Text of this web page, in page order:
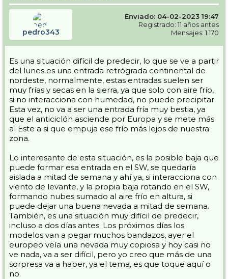
pedro343
Enviado: 04-02-2023 19:47
Registrado: 11 años antes
Mensajes: 1.170
Es una situación difícil de predecir, lo que se ve a partir
del lunes es una entrada retrógrada continental de
nordeste, normalmente, estas entradas suelen ser
muy frías y secas en la sierra, ya que solo con aire frío,
si no interacciona con humedad, no puede precipitar.
Esta vez, no va a ser una entrada fría muy bestia, ya
que el anticiclón asciende por Europa y se mete más
al Este a si que empuja ese frío más lejos de nuestra
zona.
Lo interesante de esta situación, es la posible baja que
puede formar esa entrada en el SW, se quedaría
aislada a mitad de semana y ahí ya, si interacciona con
viento de levante, y la propia baja rotando en el SW,
formando nubes sumado al aire frío en altura, si
puede dejar una buena nevada a mitad de semana.
También, es una situación muy difícil de predecir,
incluso a dos días antes. Los próximos días los
modelos van a pegar muchos bandazos, ayer el
europeo veía una nevada muy copiosa y hoy casi no
ve nada, va a ser difícil, pero yo creo que más de una
sorpresa va a haber, ya el tema, es que toque aquí o
no.